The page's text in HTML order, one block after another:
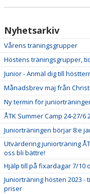
Nyhetsarkiv
Vårens träningsgrupper
Höstens träningsgrupper,
Junior - Anmäl dig till
Månadsbrev maj från
Ny termin för
ÅTK Summer Camp 24-27/
Juniorträningen börjar 8:e
Utvärdering juniorträning
oss bli bättre!
Hjälp till på fixardagar 7/10
Juniorträning hösten 2023
priser